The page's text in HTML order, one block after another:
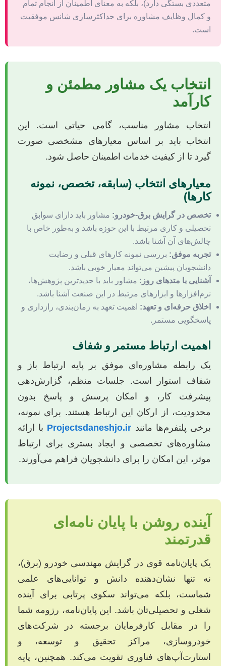
متعددی بستگی دارد)، بلکه به معنای اطمینان از انجام تمام
و کمال وظایف مشاوره برای حداکثرسازی شانس موفقیت
است.
انتخاب یک مشاور مطمئن و
کارآمد
انتخاب مشاور مناسب، گامی حیاتی است. این
انتخاب باید بر اساس معیارهای مشخصی صورت
گیرد تا از کیفیت خدمات اطمینان حاصل شود.
معیارهای انتخاب (سابقه، تخصص، نمونه
کارها)
تخصص در گرایش برق-خودرو: مشاور باید دارای سوابق
تحصیلی و کاری مرتبط با این حوزه باشد و به‌طور خاص با
چالش‌های آن آشنا باشد.
تجربه موفق: بررسی نمونه کارهای قبلی و رضایت
دانشجویان پیشین می‌تواند معیار خوبی باشد.
آشنایی با متدهای روز: مشاور باید با جدیدترین پژوهش‌ها،
نرم‌افزارها و ابزارهای مرتبط در این صنعت آشنا باشد.
اخلاق حرفه‌ای و تعهد: اهمیت تعهد به زمان‌بندی، رازداری و
پاسخگویی مستمر.
اهمیت ارتباط مستمر و شفاف
یک رابطه مشاوره‌ای موفق بر پایه ارتباط باز و
شفاف استوار است. جلسات منظم، گزارش‌دهی
پیشرفت کار، و امکان پرسش و پاسخ بدون
محدودیت، از ارکان این ارتباط هستند. برای نمونه،
برخی پلتفرم‌ها مانند Projectsdaneshjo.ir با ارائه
مشاوره‌های تخصصی و ایجاد بستری برای ارتباط
موثر، این امکان را برای دانشجویان فراهم می‌آورند.
آینده روشن با پایان نامه‌ای
قدرتمند
یک پایان‌نامه قوی در گرایش مهندسی خودرو (برق)،
نه تنها نشان‌دهنده دانش و توانایی‌های علمی
شماست، بلکه می‌تواند سکوی پرتابی برای آینده
شغلی و تحصیلی‌تان باشد. این پایان‌نامه، رزومه شما
را در مقابل کارفرمایان برجسته در شرکت‌های
خودروسازی، مراکز تحقیق و توسعه، و
استارت‌آپ‌های فناوری تقویت می‌کند. همچنین، پایه